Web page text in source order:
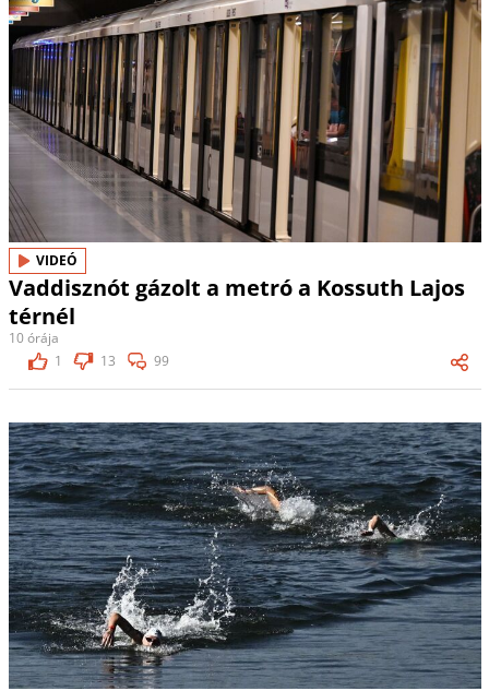
VIDEÓ
Vaddisznót gázolt a metró a Kossuth Lajos
térnél
10 órája
1
13 99